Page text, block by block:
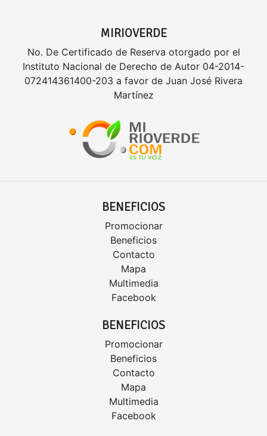
MIRIOVERDE
No. De Certificado de Reserva otorgado por el
Instituto Nacional de Derecho de Autor 04-2014-
072414361400-203 a favor de Juan José Rivera
Martínez
BENEFICIOS
Promocionar
Beneficios
Contacto
Mapa
Multimedia
Facebook
BENEFICIOS
Promocionar
Beneficios
Contacto
Mapa
Multimedia
Facebook